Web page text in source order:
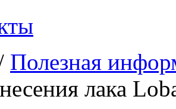
Полезная
лака